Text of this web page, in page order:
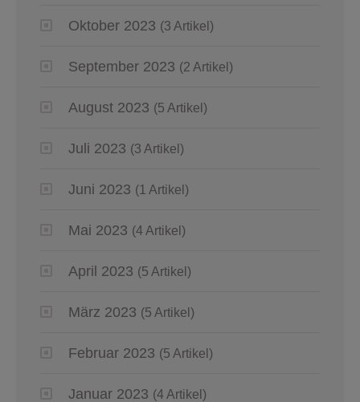
Oktober 2023 (3 Artikel)
September 2023 (2 Artikel)
August 2023 (5 Artikel)
Juli 2023 (3 Artikel)
Juni 2023 (1 Artikel)
Mai 2023 (4 Artikel)
April 2023 (5 Artikel)
März 2023 (5 Artikel)
Februar 2023 (5 Artikel)
Januar 2023 (4 Artikel)